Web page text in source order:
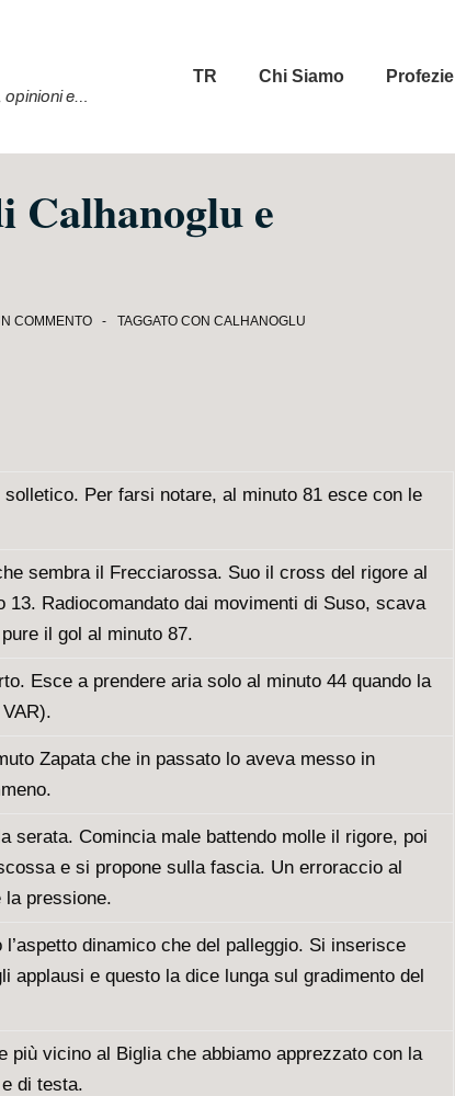
e…
Menu
TR Chi Siamo Profezie
Calhanoglu e
COMMENTO TAGGATO CON CALHANOGLU
solletico. Per farsi notare, al minuto 81 esce con le
sembra il Frecciarossa. Suo il cross del rigore al
Radiocomandato dai movimenti di Suso, scava
il gol al minuto 87.
Esce a prendere aria solo al minuto 44 quando la
Zapata che in passato lo aveva messo in
serata. Comincia male battendo molle il rigore, poi
e si propone sulla fascia. Un erroraccio al
la pressione.
dinamico che del palleggio. Si inserisce
applausi e questo la dice lunga sul gradimento del
più vicino al Biglia che abbiamo apprezzato con la
di testa.